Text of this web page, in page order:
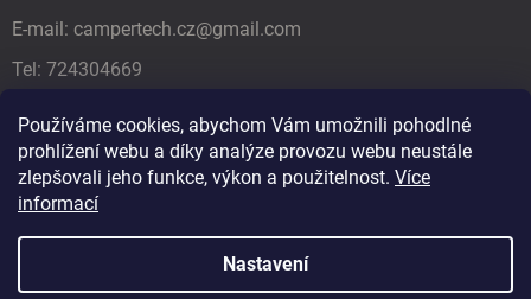
Používáme cookies, abychom Vám umožnili pohodlné
prohlížení webu a díky analýze provozu webu neustále
zlepšovali jeho funkce, výkon a použitelnost. Více
informací
Nastavení
E-mail: campertech.cz@gmail.com
Tel: 724304669